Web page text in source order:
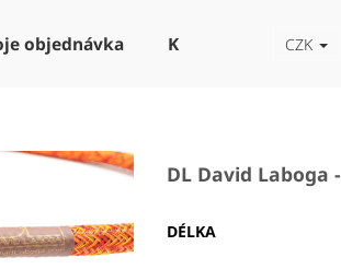
objednávka Kontakt Blog
CZK
DL David Laboga
DÉLKA